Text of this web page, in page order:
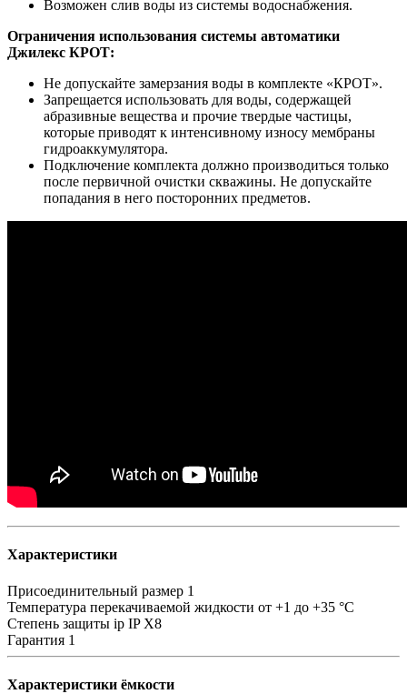
Возможен слив воды из системы водоснабжения.
Ограничения использования системы автоматики
Джилекс КРОТ:
Не допускайте замерзания воды в комплекте «КРОТ».
Запрещается использовать для воды, содержащей
абразивные вещества и прочие твердые частицы,
которые приводят к интенсивному износу мембраны
гидроаккумулятора.
Подключение комплекта должно производиться только
после первичной очистки скважины. Не допускайте
попадания в него посторонних предметов.
Характеристики
Присоединительный размер 1
Температура перекачиваемой жидкости от +1 до +35 °C
Степень защиты ip IP Х8
Гарантия 1
Характеристики ёмкости